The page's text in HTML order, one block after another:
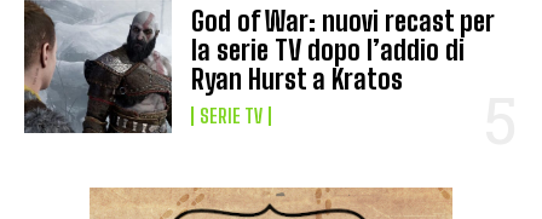
God of War: nuovi recast per
la serie TV dopo l’addio di
Ryan Hurst a Kratos
SERIE TV